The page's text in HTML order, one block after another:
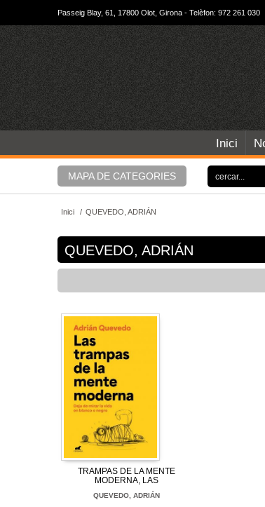
Passeig Blay, 61, 17800 Olot, Girona - Telèfon: 972 261 030
Inici
MAPA DE CATEGORIES
Inici / QUEVEDO, ADRIÁN
QUEVEDO, ADRIÁN
TRAMPAS DE LA MENTE
MODERNA, LAS
QUEVEDO, ADRIÁN